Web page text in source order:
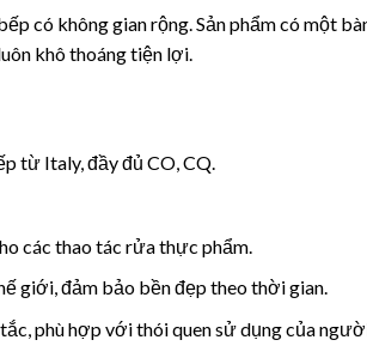
có không gian rộng. Sản phẩm có một
khô thoáng tiện lợi.
từ Italy, đầy đủ CO, CQ.
các thao tác rửa thực phẩm.
giới, đảm bảo bền đẹp theo thời gian.
phù hợp với thói quen sử dụng của